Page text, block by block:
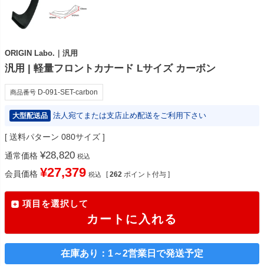
ORIGIN Labo.｜汎用
汎用 | 軽量フロントカナード Lサイズ カーボン
商品番号 D-091-SET-carbon
大型配送品 法人宛てまたは支店止め配送をご利用下さい
送料パターン 080サイズ
通常価格 ¥28,820 税込
会員価格 ¥27,379 税込 [ 262 ポイント付与 ]
項目を選択して
カートに入れる
在庫あり：1～2営業日で発送予定